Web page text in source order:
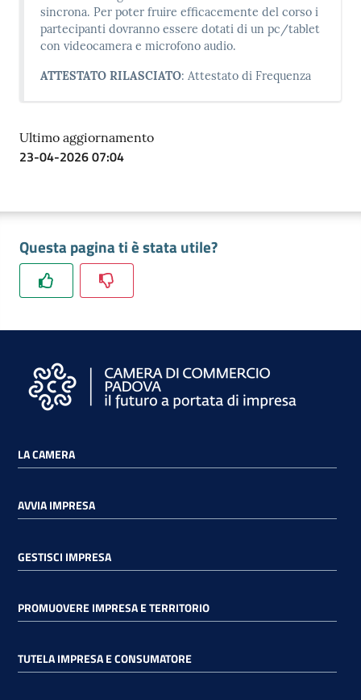
sincrona. Per poter fruire efficacemente del corso i
partecipanti dovranno essere dotati di un pc/tablet
con videocamera e microfono audio.
ATTESTATO RILASCIATO: Attestato di Frequenza
Ultimo aggiornamento
23-04-2026 07:04
Questa pagina ti è stata utile?
LA CAMERA
AVVIA IMPRESA
GESTISCI IMPRESA
PROMUOVERE IMPRESA E TERRITORIO
TUTELA IMPRESA E CONSUMATORE